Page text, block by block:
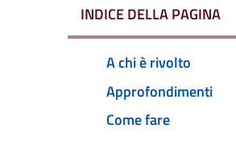
INDICE DELLA PAGINA
A chi è rivolto
Approfondimenti
Come fare